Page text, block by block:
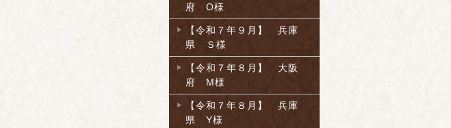
府 O様
【令和７年９月】 兵庫
県 Ｓ様
【令和７年８月】 大阪
府 M様
【令和７年８月】 兵庫
県 Y様